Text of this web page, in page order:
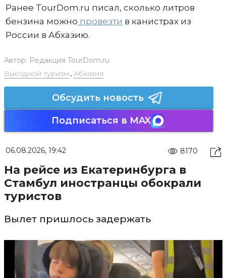
Ранее TourDom.ru писал, сколько литров
бензина можно провезти в канистрах из
России в Абхазию.
Автор: Редакция TourDom.ru
Выездной туризм , Абхазия
Обсудить новость
Подписаться в MAX
06.08.2026, 19:42 8170
На рейсе из Екатеринбурга в
Стамбул иностранцы обокрали
туристов
Вылет пришлось задержать